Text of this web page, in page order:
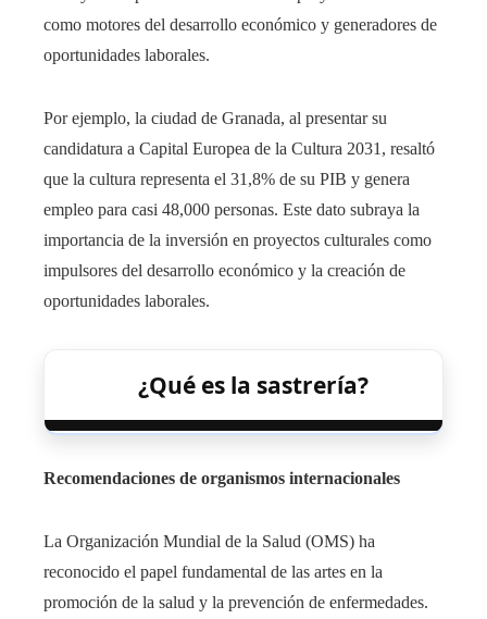
como motores del desarrollo económico y generadores de
oportunidades laborales.
Por ejemplo, la ciudad de Granada, al presentar su
candidatura a Capital Europea de la Cultura 2031, resaltó
que la cultura representa el 31,8% de su PIB y genera
empleo para casi 48,000 personas. Este dato subraya la
importancia de la inversión en proyectos culturales como
impulsores del desarrollo económico y la creación de
oportunidades laborales.
¿Qué es la sastrería?
Recomendaciones de organismos internacionales
La Organización Mundial de la Salud (OMS) ha
reconocido el papel fundamental de las artes en la
promoción de la salud y la prevención de enfermedades.